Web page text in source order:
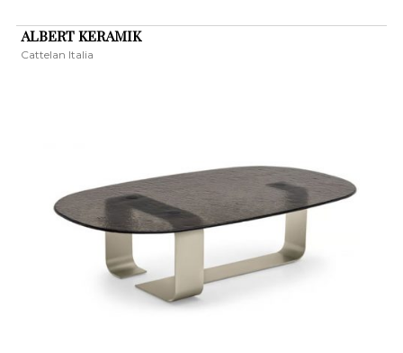
ALBERT KERAMIK
Cattelan Italia